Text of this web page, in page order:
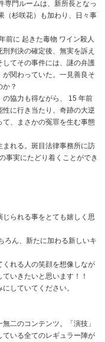
専門ルームは、新所長となっ
（杉咲花）も加わり、日々事
前に 起きた毒物 ワイン殺人
判決の確定後、無実を訴え
てその事件には、謎の弁護
関わっていた。一見善良そ
か？
協力も得ながら、 15 年前
に行き当たり、奇跡の大逆
、まさかの冤罪を生む事態
れる。斑目法律事務所に訪
事実にたどり着くことができ
られる事をとても嬉しく思
ろん、新たに加わる新しいキ
れる人の笑顔を想像しなが
いきたいと思います！！
していてください。
二のコンテンツ。「演技」
いる全てのレギュラー陣が